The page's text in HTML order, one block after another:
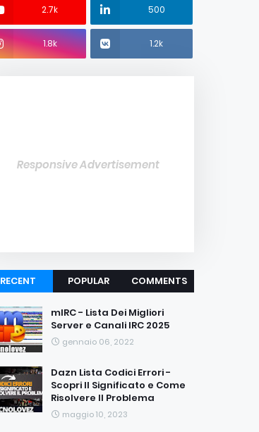
2.7k 500
1.8k 1.2k
Responsive Advertisement
RECENT POPULAR COMMENTS
mIRC - Lista Dei Migliori
Server e Canali IRC 2025
gennaio 06, 2022
Dazn Lista Codici Errori -
Scopri Il Significato e Come
Risolvere Il Problema
maggio 10, 2023